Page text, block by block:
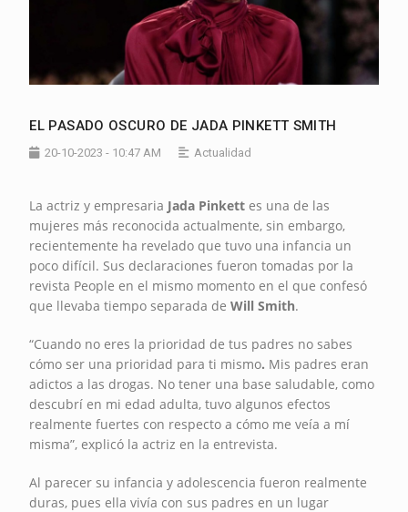
EL PASADO OSCURO DE JADA PINKETT SMITH
20-10-2023 - 10:47 AM Actualidad
La actriz y empresaria Jada Pinkett es una de las
mujeres más reconocida actualmente, sin embargo,
recientemente ha revelado que tuvo una infancia un
poco difícil. Sus declaraciones fueron tomadas por la
revista People en el mismo momento en el que confesó
que llevaba tiempo separada deWill Smith.
“Cuando no eres la prioridad de tus padres no sabes
cómo ser una prioridad para ti mismo. Mis padres eran
adictos a las drogas. No tener una base saludable, como
descubrí en mi edad adulta, tuvo algunos efectos
realmente fuertes con respecto a cómo me veía a mí
misma”, explicó la actriz en la entrevista.
Al parecer su infancia y adolescencia fueron realmente
duras, pues ella vivía con sus padres en un lugar